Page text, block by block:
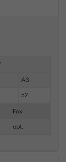
A3
52
Fax
opt.